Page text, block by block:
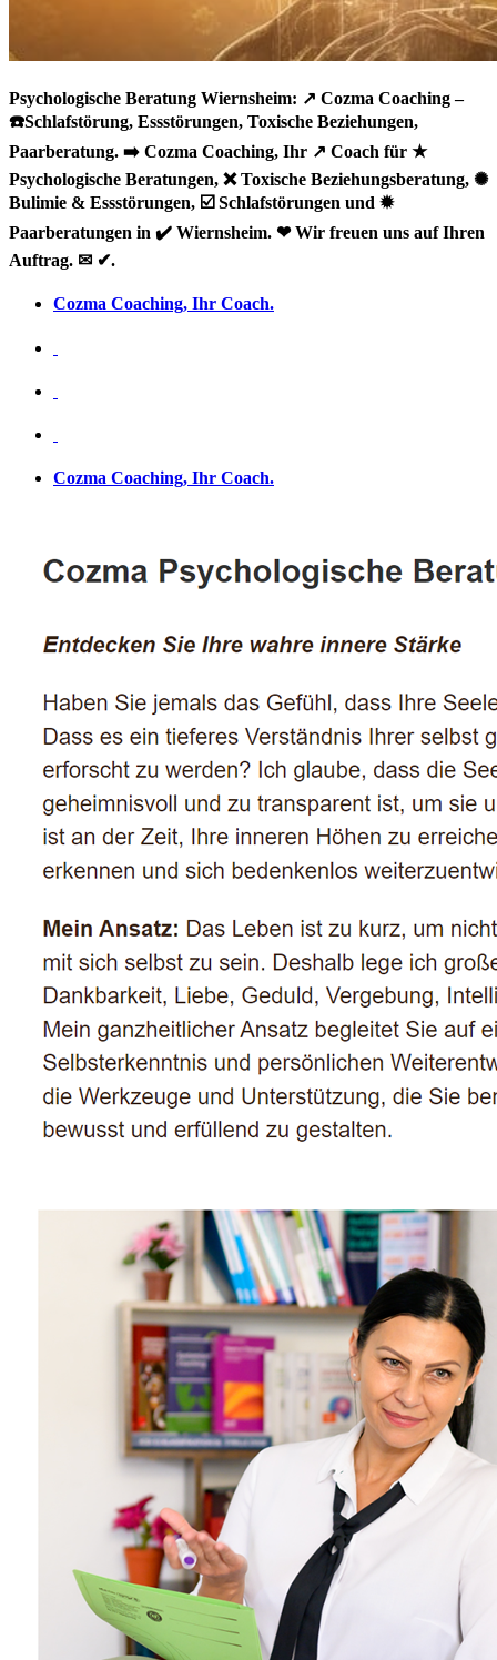
Psychologische Beratung Wiernsheim: ↗️ Cozma Coaching –
☎️Schlafstörung, Essstörungen, Toxische Beziehungen,
Paarberatung. ➡️ Cozma Coaching, Ihr ↗️ Coach für ★
Psychologische Beratungen, ❌ Toxische Beziehungsberatung, ✺
Bulimie & Essstörungen, ☑️ Schlafstörungen und ✹
Paarberatungen in ✔️ Wiernsheim. ❤ Wir freuen uns auf Ihren
Auftrag. ✉ ✔.
Cozma Coaching, Ihr Coach.
Cozma Coaching, Ihr Coach.